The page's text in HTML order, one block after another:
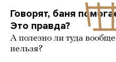
Говорят, баня
Это правда?
А полезно ли туда
нельзя?